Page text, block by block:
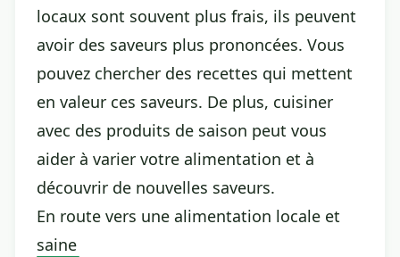
locaux sont souvent plus frais, ils peuvent
avoir des saveurs plus prononcées. Vous
pouvez chercher des recettes qui mettent
en valeur ces saveurs. De plus, cuisiner
avec des produits de saison peut vous
aider à varier votre alimentation et à
découvrir de nouvelles saveurs.
En route vers une alimentation locale et
saine